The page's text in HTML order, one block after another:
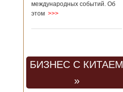
международных событий. Об
этом >>>
БИЗНЕС С КИТАЕМ
»